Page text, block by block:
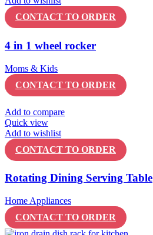
CONTACT TO ORDER
4 in 1 wheel rocker
Moms & Kids
CONTACT TO ORDER
Add to compare
Quick view
Add to wishlist
CONTACT TO ORDER
Rotating Dining Serving Table
Home Appliances
CONTACT TO ORDER